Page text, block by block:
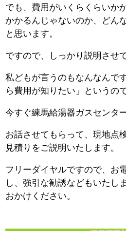
でも、費用がいくらくらいか
かかるんじゃないのか、どん
と思います。
ですので、しっかり説明させ
私どもが言うのもなんなんで
ら費用が知りたい」というの
今すぐ練馬給湯器ガスセンタ
お話させてもらって、現地点
見積りをご説明いたします。
フリーダイヤルですので、お
し、強引な勧誘などもいたし
おかけください。